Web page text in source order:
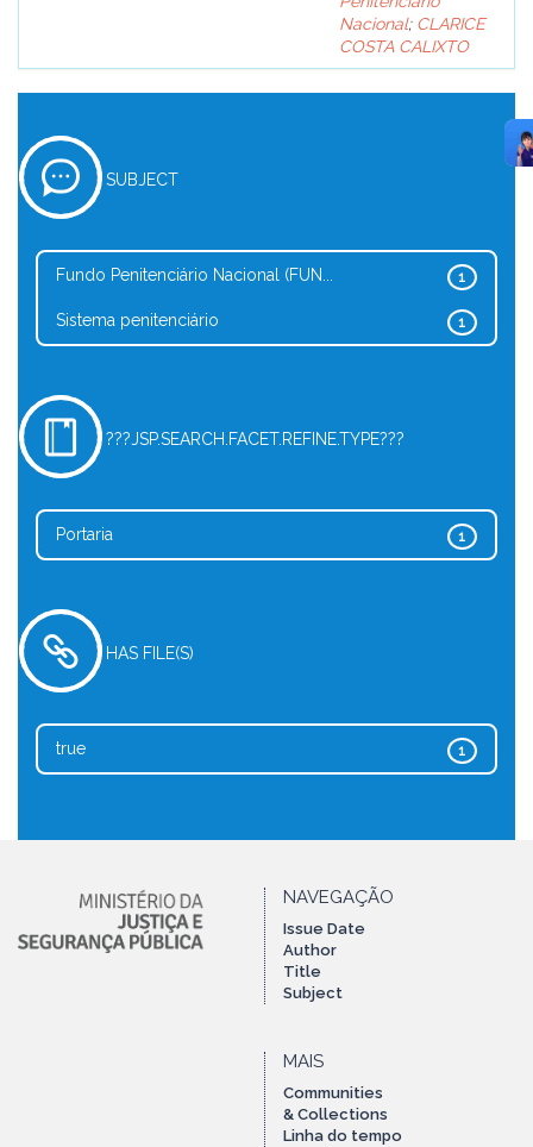
Nacional; CLARICE
COSTA CALIXTO
SUBJECT
1
Fundo Penitenciário Nacional (FUN...
1
Sistema penitenciário
???JSP.SEARCH.FACET.REFINE.TYPE???
1
Portaria
HAS FILE(S)
1
true
NAVEGAÇÃO
Issue Date
Author
Title
Subject
MAIS
Communities
& Collections
Linha do tempo